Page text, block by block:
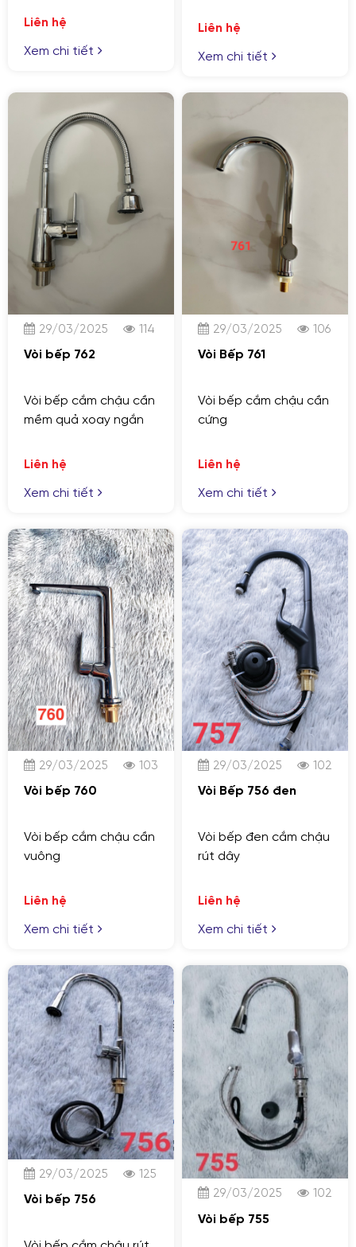
Liên hệ
Xem chi tiết
Liên hệ
Xem chi tiết
29/03/2025 114
Vòi bếp 762
Vòi bếp cắm chậu cần
mềm quả xoay ngắn
Liên hệ
Xem chi tiết
29/03/2025 106
Vòi Bếp 761
Vòi bếp cắm chậu cần
cứng
Liên hệ
Xem chi tiết
29/03/2025 103
Vòi bếp 760
Vòi bếp cắm chậu cần
vuông
Liên hệ
Xem chi tiết
29/03/2025 102
Vòi Bếp 756 đen
Vòi bếp đen cắm chậu
rút dây
Liên hệ
Xem chi tiết
29/03/2025 125
Vòi bếp 756 29/03/2025 102
Vòi bếp 755